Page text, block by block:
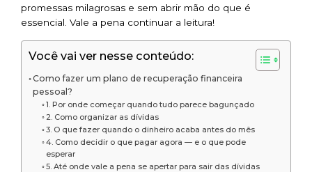
promessas milagrosas e sem abrir mão do que é
essencial. Vale a pena continuar a leitura!
Você vai ver nesse conteúdo:
Como fazer um plano de recuperação financeira
pessoal?
1. Por onde começar quando tudo parece bagunçado
2. Como organizar as dívidas
3. O que fazer quando o dinheiro acaba antes do mês
4. Como decidir o que pagar agora — e o que pode
esperar
5. Até onde vale a pena se apertar para sair das dívidas